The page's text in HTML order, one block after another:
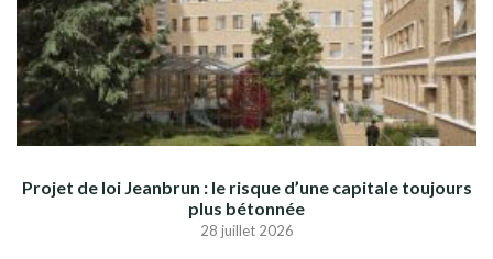
Projet de loi Jeanbrun : le risque d’une capitale toujours
plus bétonnée
28 juillet 2026